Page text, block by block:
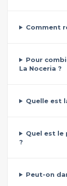
Comment
Pour
La Noceria ?
Quelle est
Quel est le
?
Peut-on